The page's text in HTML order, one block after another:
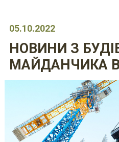
05.10.2022
НОВИНИ З
МАЙДАНЧИКА